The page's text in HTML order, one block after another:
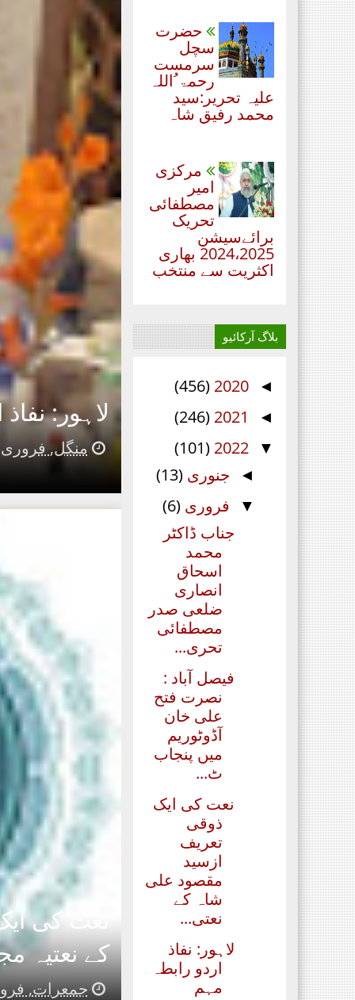
حضرت
سچل
سرمست
رحمۃ ُاللہ
علیہ تحریر:سید
محمد رفیق شاہ
مرکزی
امیر
مصطفائی
تحریک
برائےسیشن
2024،2025 بھاری
اکثریت سے منتخب
بلاگ آرکائیو
◄
2020
(456)
◄
2021
(246)
▼
2022
(101)
◄ جنوری (13)
▼ فروری (6)
جناب ڈاکٹر
محمد
اسحاق
انصاری
ضلعی صدر
مصطفائی
تحری...
فیصل آباد :
نصرت فتح
علی خان
آڈوٹوریم
میں پنجاب
ٹ...
نعت کی ایک
ذوقی
تعریف
ازسید
مقصود علی
شاہ کے
نعتی...
لاہور: نفاذ
اردو رابطہ
مہم
لاہور:
منگل, فروری 22,
نعت کی
کے نعتیہ
جمعرات, فروری